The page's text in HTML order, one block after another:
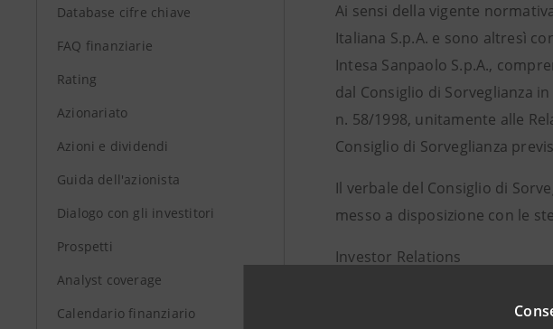
Database cifre chiave
FAQ finanziarie
Rating
Azionariato
Azioni e dividendi
Guida dell'azionista
Dialogo con gli investitori
Prospetti
Analyst coverage
Calendario finanziario
Ai sensi della vigente
Italiana S.p.A. e sono altresì
Intesa Sanpaolo S.p.A.,
dal Consiglio di Sorveglianza
n. 58/1998, unitamente alle
Consiglio di Sorveglianza
Il verbale del Consiglio di
messo a disposizione con le
Investor Relations